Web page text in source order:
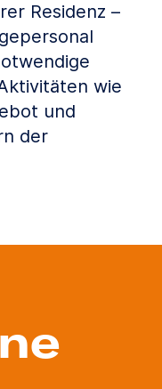
Residenz –
wie
und
der